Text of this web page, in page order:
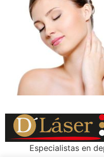
Especialistas en